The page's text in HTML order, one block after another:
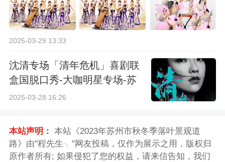
2025-03-29 13:33
沈清专场「清年危机」喜剧联
盒国脱口秀-大咖明星专场-苏
州站
2025-03-28 16:26
本站声明： 本站《2023年苏州市秋冬季落叶景观道
路》由"程先生╮"网友投稿，仅作为展示之用，版权归
原作者所有; 如果侵犯了您的权益，请来信告知，我们